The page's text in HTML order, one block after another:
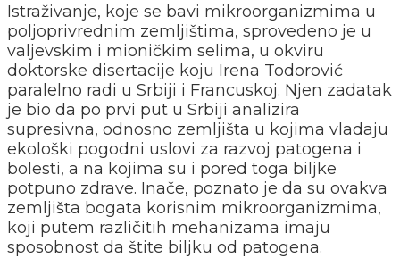
Istraživanje, koje se bavi mikroorganizmima u
poljoprivrednim zemljištima, sprovedeno je u
valjevskim i mioničkim selima, u okviru
doktorske disertacije koju Irena Todorović
paralelno radi u Srbiji i Francuskoj. Njen zadatak
je bio da po prvi put u Srbiji analizira
supresivna, odnosno zemljišta u kojima vladaju
ekološki pogodni uslovi za razvoj patogena i
bolesti, a na kojima su i pored toga biljke
potpuno zdrave. Inače, poznato je da su ovakva
zemljišta bogata korisnim mikroorganizmima,
koji putem različitih mehanizama imaju
sposobnost da štite biljku od patogena.